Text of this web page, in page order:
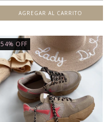
AGREGAR AL CARRITO
54% OFF